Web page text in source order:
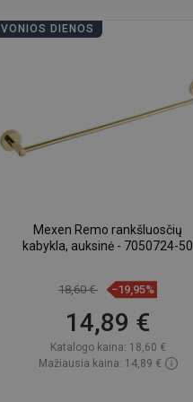
VONIOS DIENOS
Mexen Remo rankšluosčių
kabykla, auksinė - 7050724-50
18,60 € −19,95%
14,89 €
Katalogo kaina: 18,60 €
Mažiausia kaina: 14,89 €